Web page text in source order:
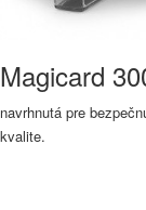
Magicard
navrhnutá pre
kvalite.